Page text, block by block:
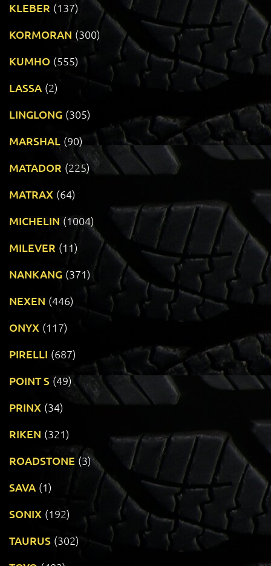
KLEBER (137)
KORMORAN (300)
KUMHO (555)
LASSA (2)
LINGLONG (305)
MARSHAL (90)
MATADOR (225)
MATRAX (64)
MICHELIN (1004)
MILEVER (11)
NANKANG (371)
NEXEN (446)
ONYX (117)
PIRELLI (687)
POINT S (49)
PRINX (34)
RIKEN (321)
ROADSTONE (3)
SAVA (1)
SONIX (192)
TAURUS (302)